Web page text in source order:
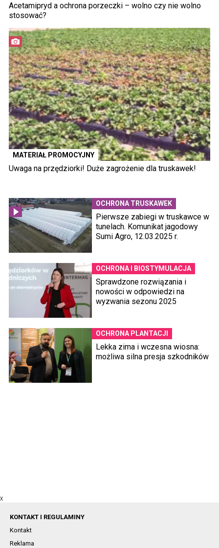
Acetamipryd a ochrona porzeczki – wolno czy nie wolno
stosować?
MATERIAŁ PROMOCYJNY
Uwaga na przędziorki! Duże zagrożenie dla truskawek!
OCHRONA TRUSKAWEK
Pierwsze zabiegi w truskawce w
tunelach. Komunikat jagodowy
Sumi Agro, 12.03.2025 r.
OCHRONA I BIOSTYMULACJA
Sprawdzone rozwiązania i
nowości w odpowiedzi na
wyzwania sezonu 2025
OCHRONA PLANTACJI
Lekka zima i wczesna wiosna:
możliwa silna presja szkodników
X
KONTAKT I REGULAMINY
Kontakt
Reklama